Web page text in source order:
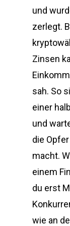
und
zerlegt.
Zinsen
sah. So
einer
und
die
macht.
einem
du erst
wie an